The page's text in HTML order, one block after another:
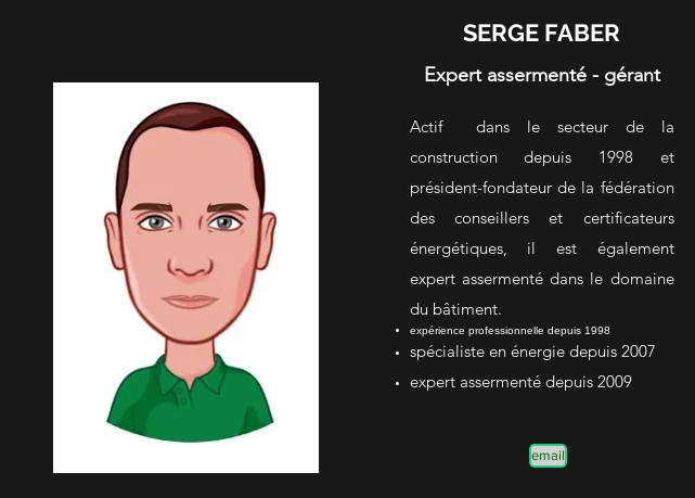
SERGE FABER
Expert assermenté - gérant
Actif dans le secteur de la
construction depuis 1998 et
président-fondateur de la fédération
des conseillers et certificateurs
énergétiques, il est également
expert assermenté dans le domaine
du bâtiment.
expérience professionnelle depuis 1998
spécialiste en énergie depuis 2007
expert assermenté depuis 2009
email